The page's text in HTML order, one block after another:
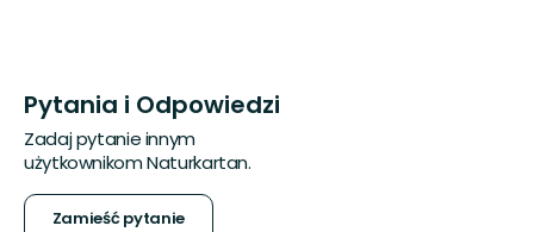
Pytania i Odpowiedzi
Zadaj pytanie innym
użytkownikom Naturkartan.
Zamieść pytanie